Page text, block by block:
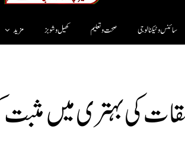
سائنس وٹیکنالوجی صحت و تعلیم کھیل و شوبز مزید
کی بہتری میں